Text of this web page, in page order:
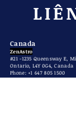
Canada
ZenAstro
#21 -1235 Queensway E,
Ontario, L4Y 0G4, Canada
Phone: +1 647 805 1500
​Email:info@zenastro.ca